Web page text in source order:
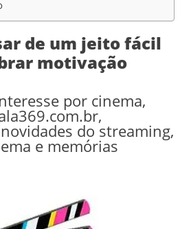
de um jeito fácil
motivação
por cinema,
do streaming,
e memórias